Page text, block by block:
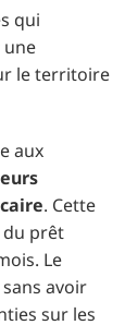
qui
une
le territoire
aux
. Cette
du prêt
Le
sans avoir
sur les